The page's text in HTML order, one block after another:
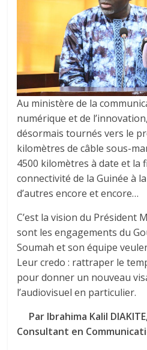
Au ministère de la
numérique et de
désormais tournés vers le
kilomètres de câble sous-
4500 kilomètres à date et la
connectivité de la Guinée à
d’autres encore et encore…
C’est la vision du Président
sont les engagements du
Soumah et son équipe
Leur credo : rattraper le
pour donner un nouveau
l’audiovisuel en particulier.
Par Ibrahima Kalil
Consultant en